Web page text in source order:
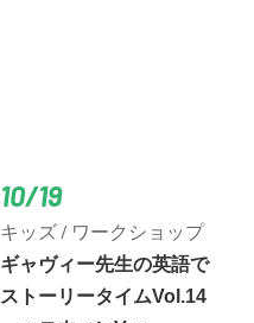
10/19
キッズ / ワークショップ
ギャヴィー先生の英語で
ストーリータイムVol.14